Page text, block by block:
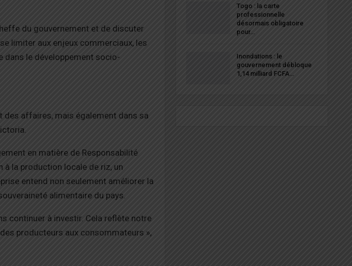
du gouvernement et de discuter
limiter aux enjeux commerciaux, les
dans le développement socio-
des affaires, mais également dans sa
en matière de Responsabilité
à la production locale de riz, un
entend non seulement améliorer la
alimentaire du pays.
continuer à investir. Cela reflète notre
producteurs aux consommateurs »,
Togo : la carte
professionnelle
désormais obligatoire
pour…
Inondations : le
gouvernement débloque
1,14 milliard FCFA…